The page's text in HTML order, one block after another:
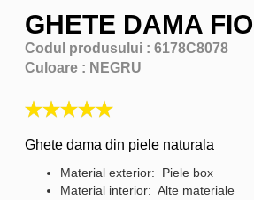
GHETE DAMA
Codul produsului : 6178C8078
Culoare : NEGRU
Ghete dama din piele naturala
Material exterior: Piele box
Material interior: Alte materiale